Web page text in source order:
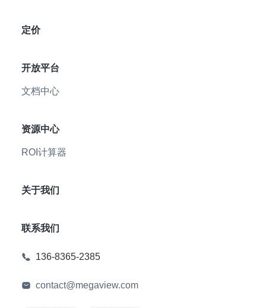
定价
开放平台
文档中心
资源中心
ROI计算器
关于我们
联系我们
136-8365-2385
contact@megaview.com